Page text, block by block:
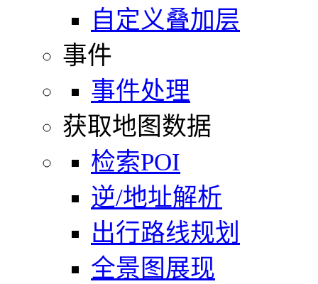
自定义叠加层
事件
事件处理
获取地图数据
检索POI
逆/地址解析
出行路线规划
全景图展现